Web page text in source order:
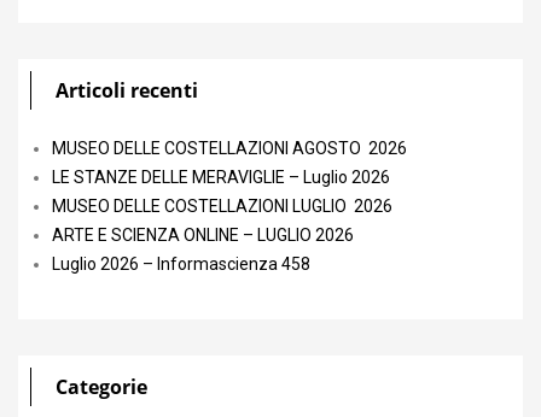
Articoli recenti
MUSEO DELLE COSTELLAZIONI AGOSTO 2026
LE STANZE DELLE MERAVIGLIE – Luglio 2026
MUSEO DELLE COSTELLAZIONI LUGLIO 2026
ARTE E SCIENZA ONLINE – LUGLIO 2026
Luglio 2026 – Informascienza 458
Categorie